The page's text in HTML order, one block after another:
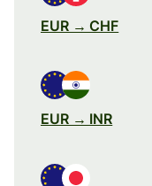
EUR → CHF
EUR → INR